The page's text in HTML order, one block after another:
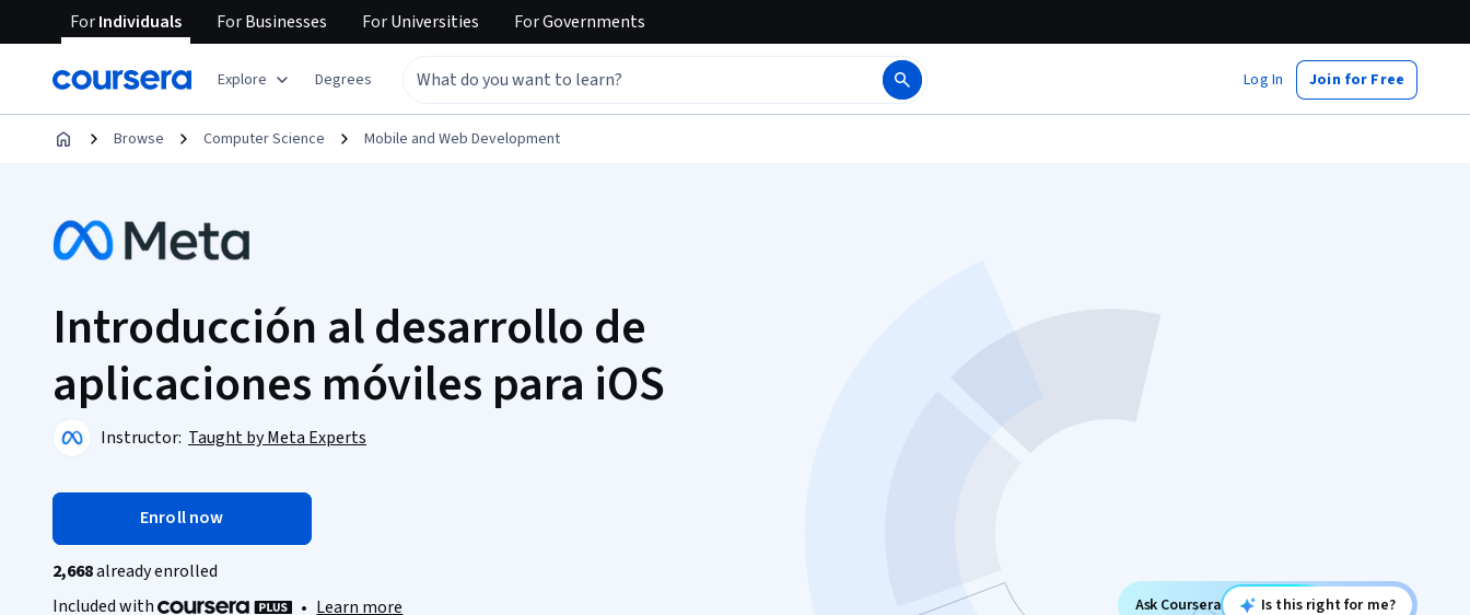
ForIndividuals ForBusinesses ForUniversities ForGovernments
Explore Degrees Log In Join for Free
Browse Computer Science Mobile and Web Development
Introducción al desarrollo de
aplicaciones móviles para iOS
Instructor: Taught by Meta Experts
Enroll now
2,668already enrolled
Included with
• Learn more Ask Coursera Is this right for me?